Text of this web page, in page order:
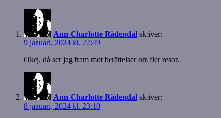
Ann-Charlotte Rådendal skriver:
9 januari, 2024 kl. 22:49
Okej, då ser jag fram mot berättelser om fler resor.
Ann-Charlotte Rådendal skriver:
8 januari, 2024 kl. 23:10